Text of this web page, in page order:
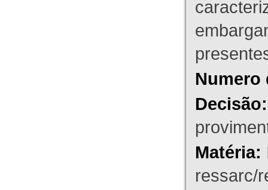
Numero
Decisão:
Matéria:
ressarc/